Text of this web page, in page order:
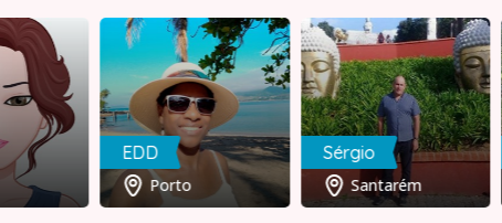
EDD
Porto
Sérgio
Santarém